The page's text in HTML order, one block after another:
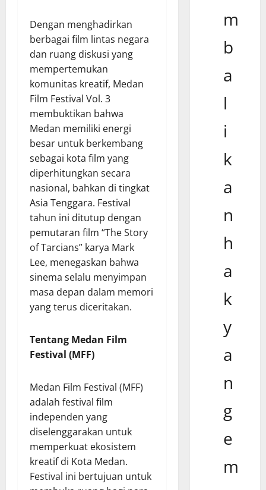
Dengan menghadirkan
berbagai film lintas negara
dan ruang diskusi yang
mempertemukan
komunitas kreatif, Medan
Film Festival Vol. 3
membuktikan bahwa
Medan memiliki energi
besar untuk berkembang
sebagai kota film yang
diperhitungkan secara
nasional, bahkan di tingkat
Asia Tenggara. Festival
tahun ini ditutup dengan
pemutaran film “The Story
of Tarcians” karya Mark
Lee, menegaskan bahwa
sinema selalu menyimpan
masa depan dalam memori
yang terus diceritakan.
Tentang Medan Film
Festival (MFF)
Medan Film Festival (MFF)
adalah festival film
independen yang
diselenggarakan untuk
memperkuat ekosistem
kreatif di Kota Medan.
Festival ini bertujuan untuk
m
b
a
l
i
k
a
n
h
a
k
y
a
n
g
e
m